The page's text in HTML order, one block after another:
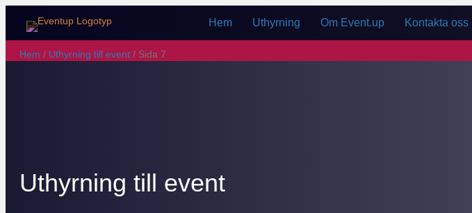
Hem Uthyrning Om Event.up Kontakta oss
Hem / Uthyrning till event / Sida 7
Uthyrning till event